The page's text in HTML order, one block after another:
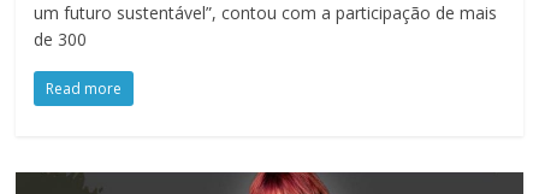
um futuro sustentável”, contou com a participação de mais
de 300
Read more